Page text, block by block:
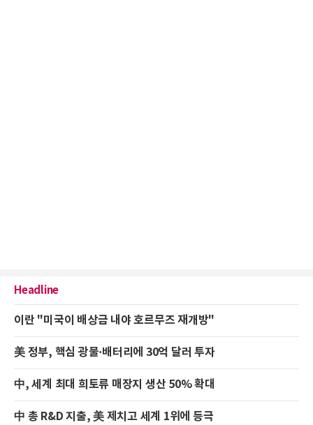
Headline
이란 "미국이 배상금 내야 호르무즈 재개방"
美 정부, 핵심 광물·배터리에 30억 달러 투자
中, 세계 최대 희토류 매장지 생산 50% 확대
中 총 R&D 지출, 美 제치고 세계 1위에 등극